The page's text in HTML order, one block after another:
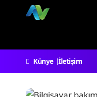
Künye İletişim